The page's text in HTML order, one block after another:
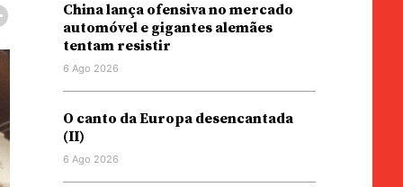
China lança ofensiva no mercado
automóvel e gigantes alemães
tentam resistir
6 Ago 2026
O canto da Europa desencantada
(II)
6 Ago 2026